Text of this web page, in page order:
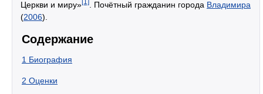
Церкви и миру»
. Почётный гражданин города Владимира
(2006).
Содержание
1 Биография
2 Оценки